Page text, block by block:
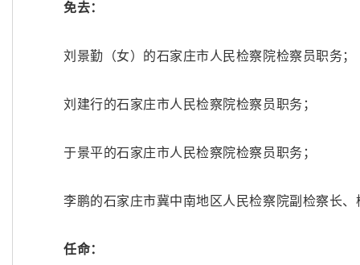
免去：
刘景勤（女）的石家庄市人民检察院检察员职务；
刘建行的石家庄市人民检察院检察员职务；
于景平的石家庄市人民检察院检察员职务；
李鹏的石家庄市冀中南地区人民检察院副检察长、
任命：